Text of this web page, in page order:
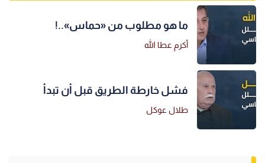
ما هو مطلوب من «حماس»..!
أكرم عطا الله
فشل خارطة الطريق قبل أن تبدأ
طلال عوكل